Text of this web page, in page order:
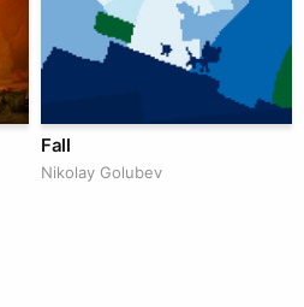
Fall
Nikolay Golubev